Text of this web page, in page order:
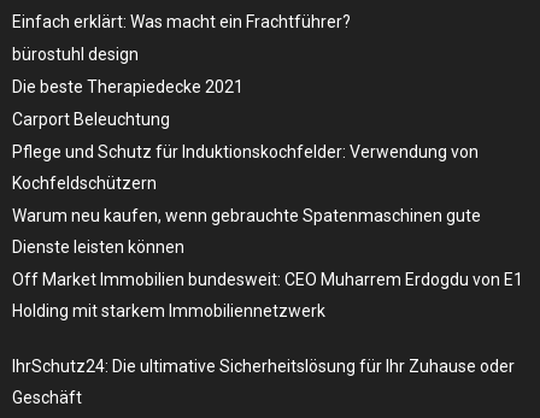
Einfach erklärt: Was macht ein Frachtführer?
bürostuhl design
Die beste Therapiedecke 2021
Carport Beleuchtung
Pflege und Schutz für Induktionskochfelder: Verwendung von
Kochfeldschützern
Warum neu kaufen, wenn gebrauchte Spatenmaschinen gute
Dienste leisten können
Off Market Immobilien bundesweit: CEO Muharrem Erdogdu von E1
Holding mit starkem Immobiliennetzwerk
IhrSchutz24: Die ultimative Sicherheitslösung für Ihr Zuhause oder
Geschäft